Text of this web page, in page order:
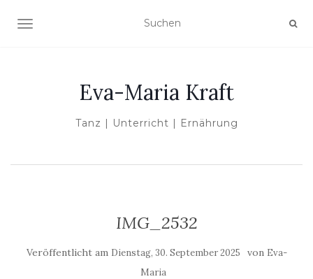
NAVIGATION UMSCHALTEN
Eva-Maria Kraft
Tanz | Unterricht | Ernährung
IMG_2532
Veröffentlicht am Dienstag, 30. September 2025 von Eva-
Maria